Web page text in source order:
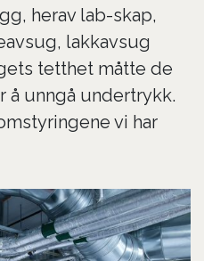
herav lab-skap,
lakkavsug
tetthet måtte de
å unngå undertrykk.
vi har